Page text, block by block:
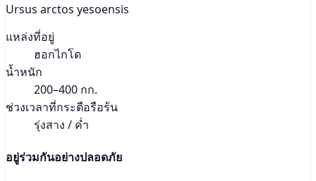
Ursus arctos yesoensis
แหล่งที่อยู่
ฮอกไกโด
น้ำหนัก
200–400 กก.
ช่วงเวลาที่กระตือรือร้น
รุ่งสาง / ค่ำ
อยู่ร่วมกันอย่างปลอดภัย